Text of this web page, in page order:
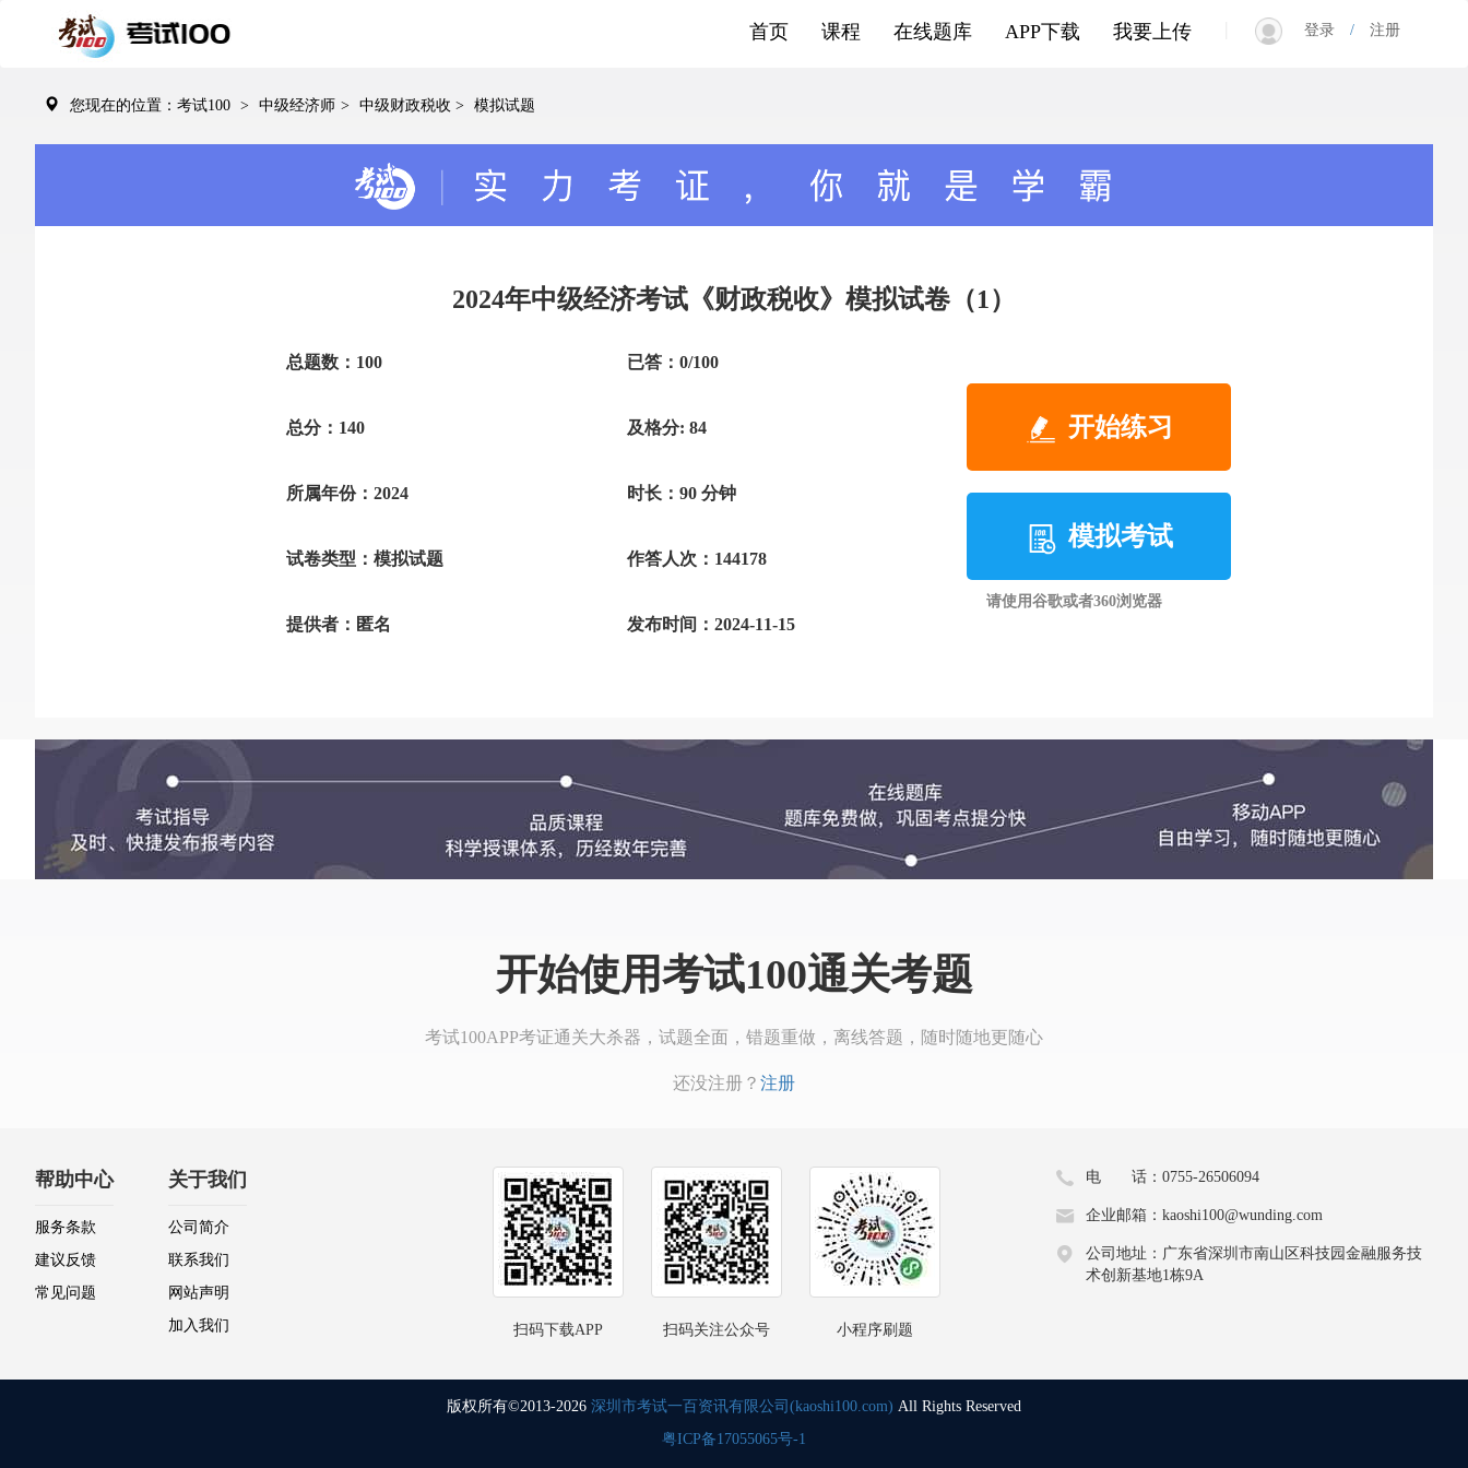
登录 / 注册
我要上传
APP下载
在线题库
课程
首页
您现在的位置：考试100 > 中级经济师 > 中级财政税收 > 模拟试题
2024年中级经济考试《财政税收》模拟试卷（1）
总题数：100
总分：140
所属年份：2024
试卷类型：模拟试题
提供者：匿名
已答：0/100
及格分: 84
时长：90 分钟
作答人次：144178
发布时间：2024-11-15
开始练习
模拟考试
请使用谷歌或者360浏览器
开始使用考试100通关考题
考试100APP考证通关大杀器，试题全面，错题重做，离线答题，随时随地更随心
还没注册？ 注册
帮助中心
服务条款
建议反馈
常见问题
关于我们
公司简介
联系我们
网站声明
加入我们
扫码下载APP 扫码关注公众号 小程序刷题
电 话：0755-26506094
企业邮箱：kaoshi100@wunding.com
公司地址：广东省深圳市南山区科技园金融服务技
术创新基地1栋9A
版权所有©2013-2026 深圳市考试一百资讯有限公司(kaoshi100.com) All Rights Reserved
粤ICP备17055065号-1